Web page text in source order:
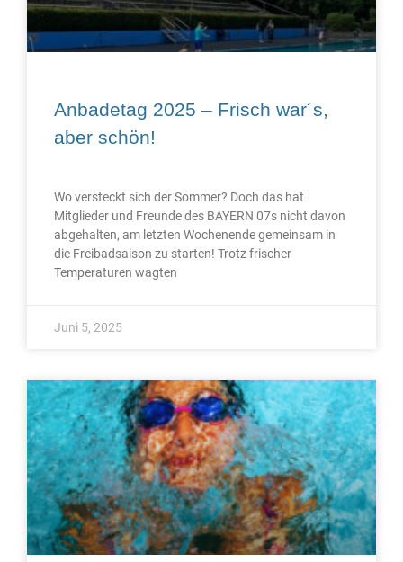
Anbadetag 2025 – Frisch war´s,
aber schön!
Wo versteckt sich der Sommer? Doch das hat
Mitglieder und Freunde des BAYERN 07s nicht davon
abgehalten, am letzten Wochenende gemeinsam in
die Freibadsaison zu starten! Trotz frischer
Temperaturen wagten
Juni 5, 2025